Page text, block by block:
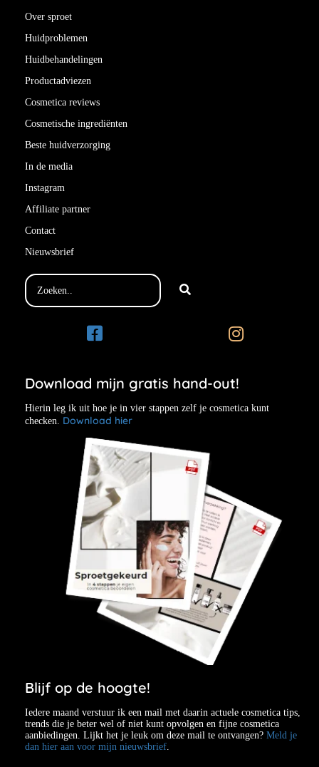
Over sproet
Huidproblemen
Huidbehandelingen
Productadviezen
Cosmetica reviews
Cosmetische ingrediënten
Beste huidverzorging
In de media
Instagram
Affiliate partner
Contact
Nieuwsbrief
Download mijn gratis hand-out!
Hierin leg ik uit hoe je in vier stappen zelf je cosmetica kunt
checken. Download hier
Blijf op de hoogte!
Iedere maand verstuur ik een mail met daarin actuele cosmetica tips,
trends die je beter wel of niet kunt opvolgen en fijne cosmetica
aanbiedingen. Lijkt het je leuk om deze mail te ontvangen? Meld je
dan hier aan voor mijn nieuwsbrief